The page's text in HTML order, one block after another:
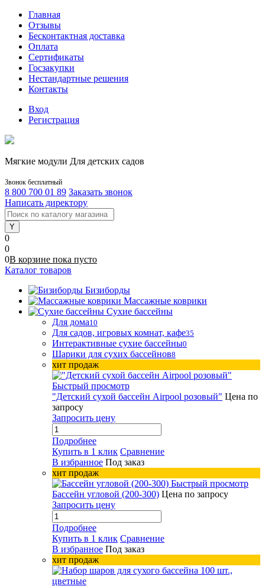
Главная
Отзывы
Бесконтактная доставка
Оплата
Сертификаты
Госзакупки
Нестандартные решения
Контакты
Вход
Регистрация
Мягкие модули Для детских садов
Звонок бесплатный
8 800 700 01 89 Заказать звонок
Написать директору
0
0
0В корзине пока пусто
Каталог товаров
Бизиборды
Массажные коврики
Сухие бассейны
Для дома10
Для садов, игровых комнат, кафе35
Интерактивные сухие бассейны0
Шарики для сухих бассейнов8
хит продаж
Быстрый просмотр
"Детский сухой бассейн Airpool розовый" Цена по
запросу
Запросить цену
Подробнее
Купить в 1 клик Сравнение
В избранное Под заказ
хит продаж
Быстрый просмотр
Бассейн угловой (200-300) Цена по запросу
Запросить цену
Подробнее
Купить в 1 клик Сравнение
В избранное Под заказ
хит продаж